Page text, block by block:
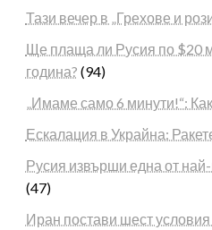
Тази вечер в „Грехове и
Ще плаща ли Русия по $20
година? (94)
„Имаме само 6 минути!“:
Ескалация в Украйна:
Русия извърши една от
(47)
Иран постави шест